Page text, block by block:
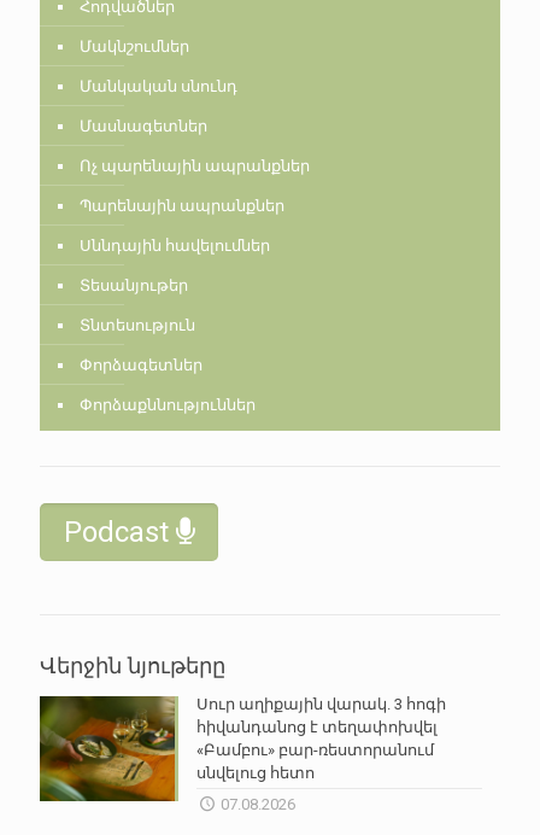
Հոդվածներ
Մակնշումներ
Մանկական սնունդ
Մասնագետներ
Ոչ պարենային ապրանքներ
Պարենային ապրանքներ
Սննդային հավելումներ
Տեսանյութեր
Տնտեսություն
Փորձագետներ
Փորձաքննություններ
Podcast
Վերջին նյութերը
Սուր աղիքային վարակ. 3 հոգի
հիվանդանոց է տեղափոխվել
«Բամբու» բար-ռեստորանում
սնվելուց հետո
07.08.2026